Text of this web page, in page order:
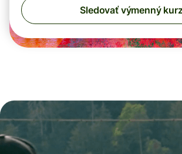
Sledovať výmenný